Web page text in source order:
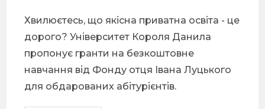
Хвилюєтесь, що якісна приватна освіта - це
дорого? Університет Короля Данила
пропонує гранти на безкоштовне
навчання від Фонду отця Івана Луцького
для обдарованих абітурієнтів.